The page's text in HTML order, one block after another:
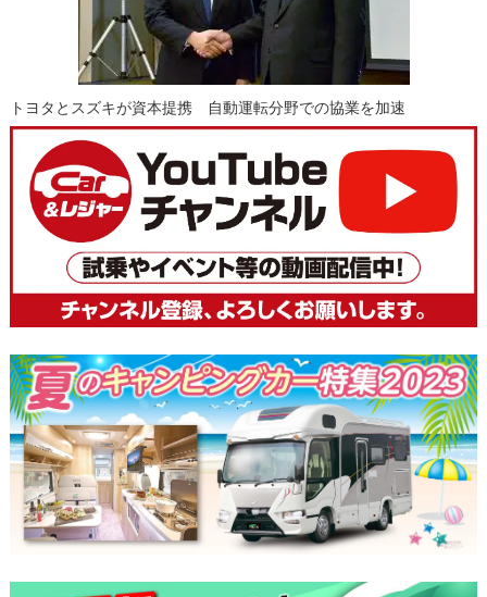
トヨタとスズキが資本提携 自動運転分野での協業を加速